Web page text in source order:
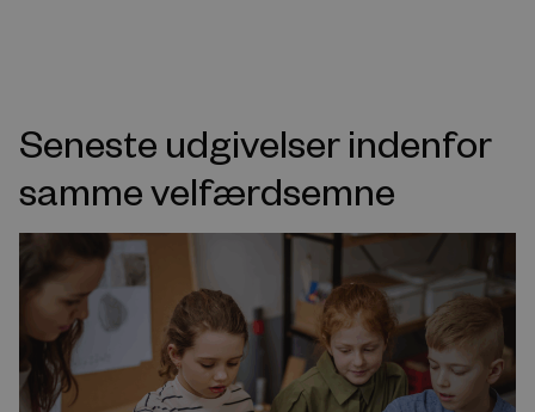
Seneste udgivelser indenfor
samme velfærdsemne